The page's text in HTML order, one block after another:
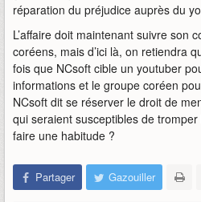
réparation du préjudice auprès du
L’affaire doit maintenant suivre son
coréens, mais d’ici là, on retiendra
fois que NCsoft cible un youtuber
informations et le groupe coréen
NCsoft dit se réserver le droit de
qui seraient susceptibles de tromper
faire une habitude ?
Partager Gazouiller